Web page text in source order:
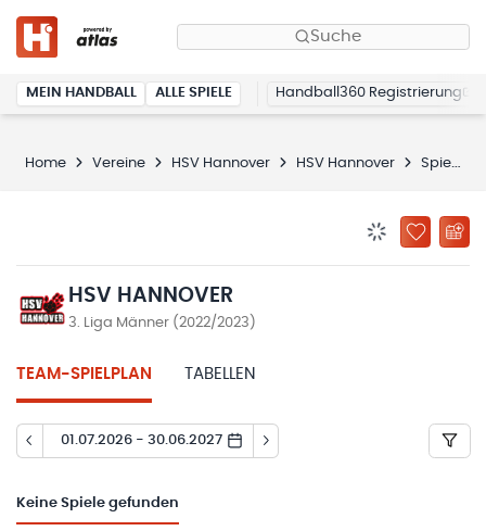
Suche
MEIN HANDBALL ALLE SPIELE Handball360 Registrierung
Home Vereine HSV Hannover HSV Hannover Spielplan
ZU
HSV HANNOVER
3. Liga Männer (2022/2023)
TEAM-SPIELPLAN TABELLEN
01.07.2026 - 30.06.2027
Keine Spiele gefunden